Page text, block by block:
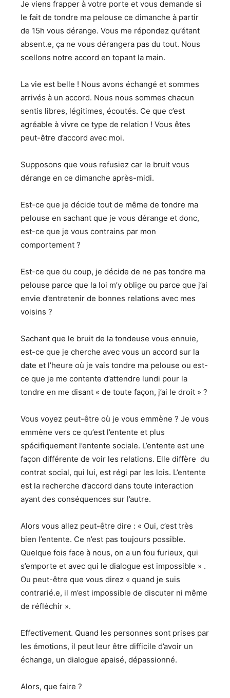
Je viens frapper à votre porte et vous demande si
le fait de tondre ma pelouse ce dimanche à partir
de 15h vous dérange. Vous me répondez qu’étant
absent.e, ça ne vous dérangera pas du tout. Nous
scellons notre accord en topant la main.
La vie est belle ! Nous avons échangé et sommes
arrivés à un accord. Nous nous sommes chacun
sentis libres, légitimes, écoutés. Ce que c’est
agréable à vivre ce type de relation ! Vous êtes
peut-être d’accord avec moi.
Supposons que vous refusiez car le bruit vous
dérange en ce dimanche après-midi.
Est-ce que je décide tout de même de tondre ma
pelouse en sachant que je vous dérange et donc,
est-ce que je vous contrains par mon
comportement ?
Est-ce que du coup, je décide de ne pas tondre ma
pelouse parce que la loi m’y oblige ou parce que j’ai
envie d’entretenir de bonnes relations avec mes
voisins ?
Sachant que le bruit de la tondeuse vous ennuie,
est-ce que je cherche avec vous un accord sur la
date et l’heure où je vais tondre ma pelouse ou est-
ce que je me contente d’attendre lundi pour la
tondre en me disant « de toute façon, j’ai le droit » ?
Vous voyez peut-être où je vous emmène ? Je vous
emmène vers ce qu’est l’entente et plus
spécifiquement l’entente sociale. L’entente est une
façon différente de voir les relations. Elle diffère du
contrat social, qui lui, est régi par les lois. L’entente
est la recherche d’accord dans toute interaction
ayant des conséquences sur l’autre.
Alors vous allez peut-être dire : « Oui, c’est très
bien l’entente. Ce n’est pas toujours possible.
Quelque fois face à nous, on a un fou furieux, qui
s’emporte et avec qui le dialogue est impossible » .
Ou peut-être que vous direz « quand je suis
contrarié.e, il m’est impossible de discuter ni même
de réfléchir ».
Effectivement. Quand les personnes sont prises par
les émotions, il peut leur être difficile d’avoir un
échange, un dialogue apaisé, dépassionné.
Alors, que faire ?